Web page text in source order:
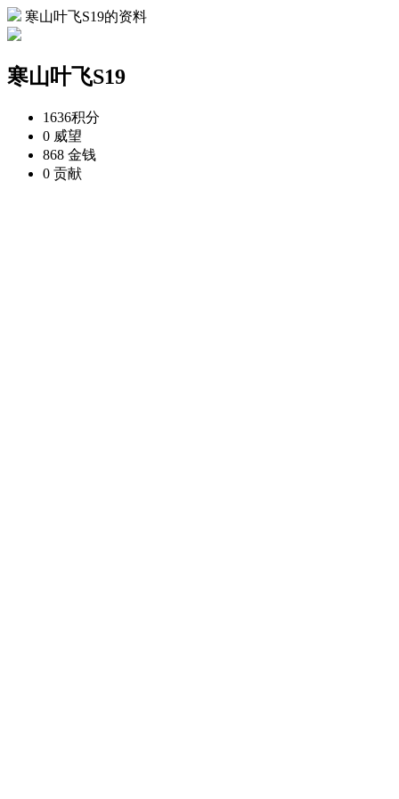
寒山叶飞S19的资料
寒山叶飞S19
1636积分
0 威望
868 金钱
0 贡献